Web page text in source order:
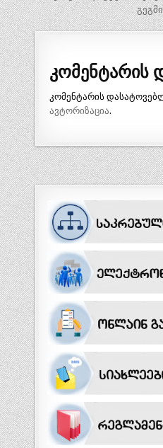
კომენტარის
კომენტარის
ავტორიზაცია.